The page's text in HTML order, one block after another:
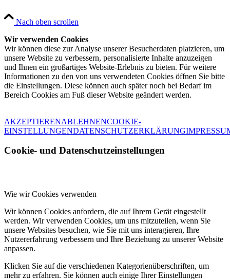
Nach oben scrollen
Wir verwenden Cookies
Wir können diese zur Analyse unserer Besucherdaten platzieren, um
unsere Website zu verbessern, personalisierte Inhalte anzuzeigen
und Ihnen ein großartiges Website-Erlebnis zu bieten. Für weitere
Informationen zu den von uns verwendeten Cookies öffnen Sie bitte
die Einstellungen. Diese können auch später noch bei Bedarf im
Bereich Cookies am Fuß dieser Website geändert werden.
AKZEPTIERENABLEHNENCOOKIE-
EINSTELLUNGENDATENSCHUTZERKLÄRUNG
Cookie- und Datenschutzeinstellungen
Wie wir Cookies verwenden
Wir können Cookies anfordern, die auf Ihrem Gerät eingestellt
werden. Wir verwenden Cookies, um uns mitzuteilen, wenn Sie
unsere Websites besuchen, wie Sie mit uns interagieren, Ihre
Nutzererfahrung verbessern und Ihre Beziehung zu unserer Website
anpassen.
Klicken Sie auf die verschiedenen Kategorienüberschriften, um
mehr zu erfahren. Sie können auch einige Ihrer Einstellungen